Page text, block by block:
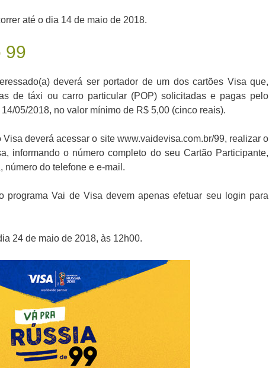
até o dia 14 de maio de 2018.
99
deverá ser portador de um dos cartões Visa que,
de táxi ou carro particular (POP) solicitadas e pagas pelo
05/2018, no valor mínimo de R$ 5,00 (cinco reais).
deverá acessar o site www.vaidevisa.com.br/99, realizar o
informando o número completo do seu Cartão Participante,
número do telefone e e-mail.
programa Vai de Visa devem apenas efetuar seu login para
24 de maio de 2018, às 12h00.